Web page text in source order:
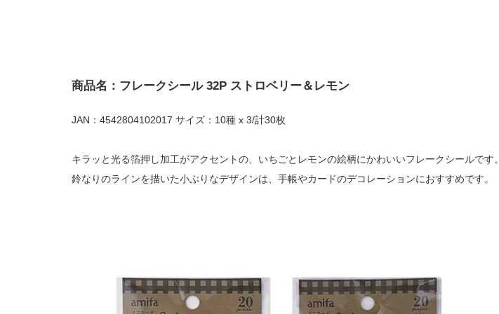
商品名：フレークシール 32P ストロベリー＆レモン
JAN：4542804102017 サイズ：10種 x 3/計30枚
キラッと光る箔押し加工がアクセントの、いちごとレモンの絵柄にかわいいフレークシールです。
鈴なりのラインを描いた小ぶりなデザインは、手帳やカードのデコレーションにおすすめです。